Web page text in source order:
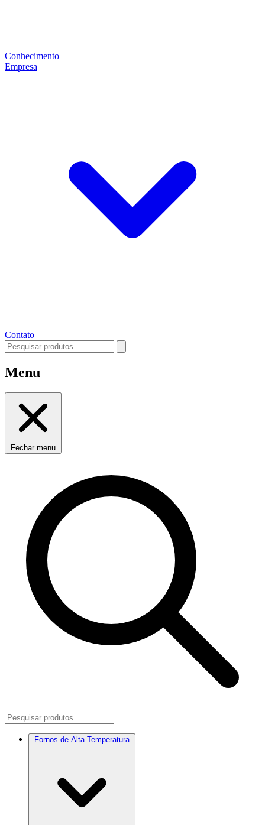
Conhecimento
Empresa
Contato
Menu
Fechar menu
Fornos de Alta Temperatura